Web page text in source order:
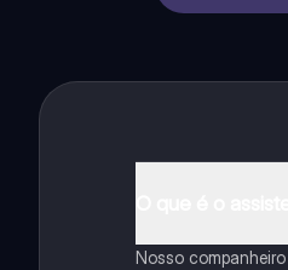
Nosso